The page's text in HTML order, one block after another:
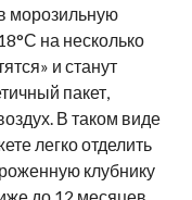
морозильную
на несколько
и станут
пакет,
В таком виде
легко отделить
клубнику